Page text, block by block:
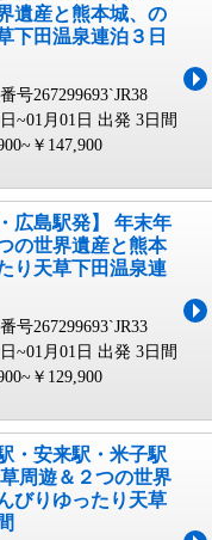
遺産と熊本城、の
下田温泉連泊３日
号267299693`JR38
~01月01日 出発 3日間
￥147,900
広島駅発】 年末年
の世界遺産と熊本
り天草下田温泉連
号267299693`JR33
~01月01日 出発 3日間
￥129,900
・安来駅・米子駅
周遊＆２つの世界
びりゆったり天草